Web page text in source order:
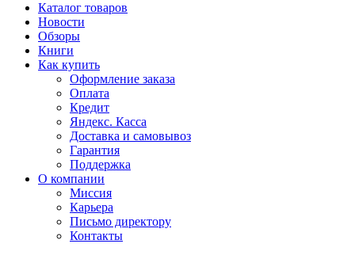
Каталог товаров
Новости
Обзоры
Книги
Как купить
Оформление заказа
Оплата
Кредит
Яндекс. Касса
Доставка и самовывоз
Гарантия
Поддержка
О компании
Миссия
Карьера
Письмо директору
Контакты